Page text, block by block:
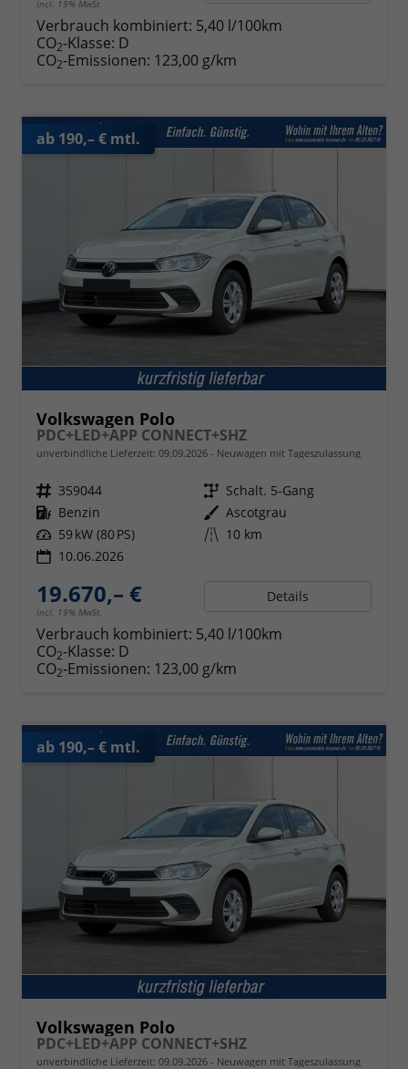
incl. 19% MwSt.
Verbrauch kombiniert: 5,40 l/100km
CO2-Klasse: D
CO2-Emissionen: 123,00 g/km
ab 190,– € mtl.
Volkswagen Polo
PDC+LED+APP CONNECT+SHZ
unverbindliche Lieferzeit: 09.09.2026 Neuwagen mit Tageszulassung
Fahrzeugnr. 359044 Getriebe Schalt. 5-Gang
Kraftstoff Benzin Außenfarbe Ascotgrau
Leistung 59 kW (80 PS) Kilometerstand 10 km
10.06.2026
19.670,– €
incl. 19% MwSt.
Details
Verbrauch kombiniert: 5,40 l/100km
CO2-Klasse: D
CO2-Emissionen: 123,00 g/km
ab 190,– € mtl.
Volkswagen Polo
PDC+LED+APP CONNECT+SHZ
unverbindliche Lieferzeit: 09.09.2026 Neuwagen mit Tageszulassung